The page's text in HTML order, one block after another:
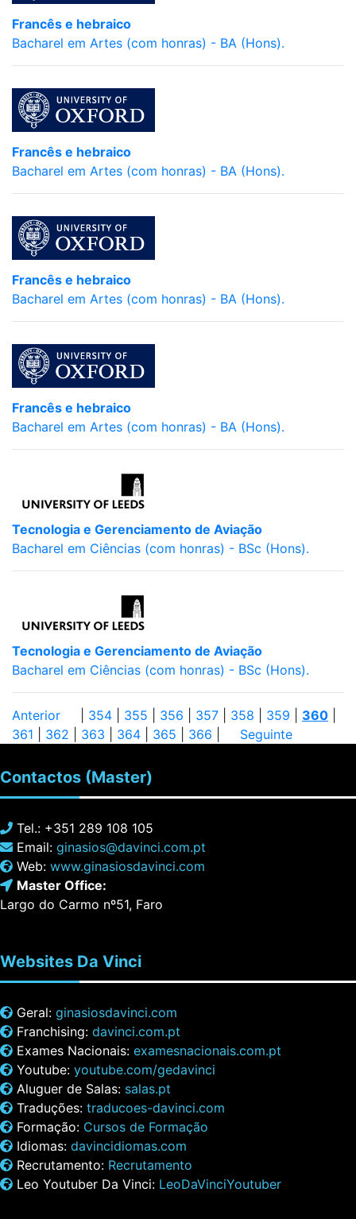
Francês e hebraico
Bacharel em Artes (com honras) - BA (Hons).
Francês e hebraico
Bacharel em Artes (com honras) - BA (Hons).
Francês e hebraico
Bacharel em Artes (com honras) - BA (Hons).
Francês e hebraico
Bacharel em Artes (com honras) - BA (Hons).
Tecnologia e Gerenciamento de Aviação
Bacharel em Ciências (com honras) - BSc (Hons).
Tecnologia e Gerenciamento de Aviação
Bacharel em Ciências (com honras) - BSc (Hons).
Anterior 354 355 356 357 358 359 360
361
362 363 364 365 366 Seguinte
Contactos (Master)
Tel.: +351 289 108 105
Email: ginasios@davinci.com.pt
Web: www.ginasiosdavinci.com
Master Office:
Largo do Carmo nº51, Faro
Websites Da Vinci
Geral: ginasiosdavinci.com
Franchising: davinci.com.pt
Exames Nacionais: examesnacionais.com.pt
Youtube: youtube.com/gedavinci
Aluguer de Salas: salas.pt
Traduções: traducoes-davinci.com
Formação: Cursos de Formação
Idiomas: davincidiomas.com
Recrutamento: Recrutamento
Leo Youtuber Da Vinci: LeoDaVinciYoutuber